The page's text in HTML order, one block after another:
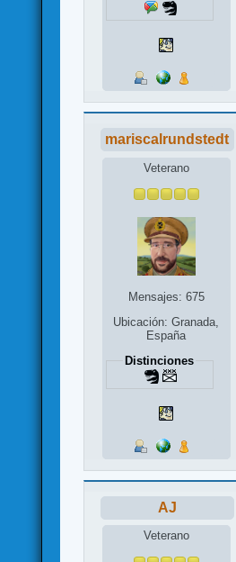
mariscalrundstedt
Veterano
Mensajes: 675
Ubicación: Granada,
España
Distinciones
AJ
Veterano